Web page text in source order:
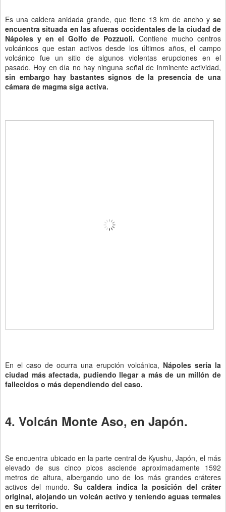
Es una caldera anidada grande, que tiene 13 km de ancho y se
encuentra situada en las afueras occidentales de la ciudad de
Nápoles y en el Golfo de Pozzuoli. Contiene mucho centros
volcánicos que estan activos desde los últimos años, el campo
volcánico fue un sitio de algunos violentas erupciones en el
pasado. Hoy en día no hay ninguna señal de inminente actividad,
sin embargo hay bastantes signos de la presencia de una
cámara de magma siga activa.
En el caso de ocurra una erupción volcánica, Nápoles sería la
ciudad más afectada, pudiendo llegar a más de un millón de
fallecidos o más dependiendo del caso.
4. Volcán Monte Aso, en Japón.
Se encuentra ubicado en la parte central de Kyushu, Japón, el más
elevado de sus cinco picos asciende aproximadamente 1592
metros de altura, albergando uno de los más grandes cráteres
activos del mundo. Su caldera indica la posición del cráter
original, alojando un volcán activo y teniendo aguas termales
en su territorio.